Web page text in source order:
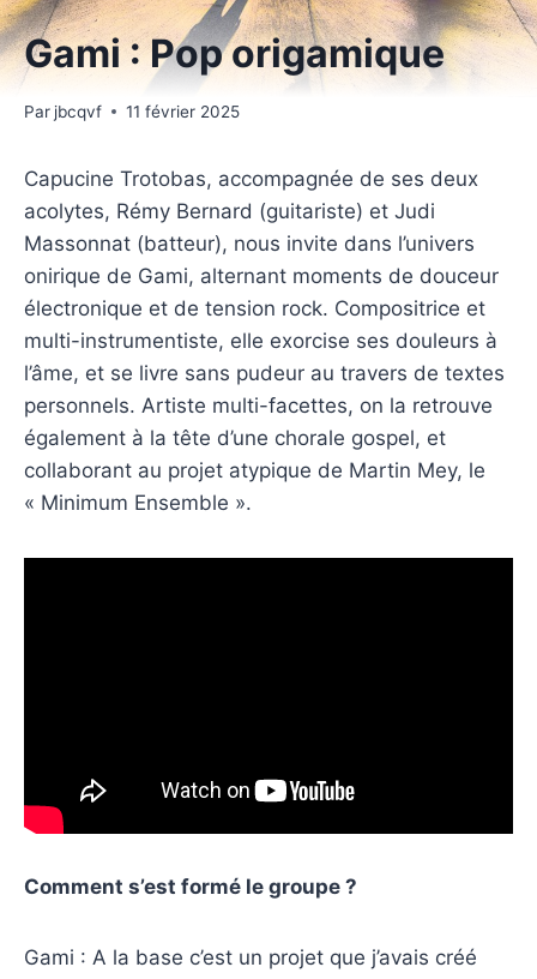
Gami : Pop origamique
Par jbcqvf 11 février 2025
Capucine Trotobas, accompagnée de ses deux
acolytes, Rémy Bernard (guitariste) et Judi
Massonnat (batteur), nous invite dans l’univers
onirique de Gami, alternant moments de douceur
électronique et de tension rock. Compositrice et
multi-instrumentiste, elle exorcise ses douleurs à
l’âme, et se livre sans pudeur au travers de textes
personnels. Artiste multi-facettes, on la retrouve
également à la tête d’une chorale gospel, et
collaborant au projet atypique de Martin Mey, le
« Minimum Ensemble ».
Comment s’est formé le groupe ?
Gami : A la base c’est un projet que j’avais créé